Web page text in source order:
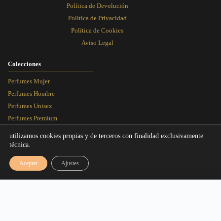
Política de Devolución
Política de Privacidad
Política de Cookies
Aviso Legal
Colecciones
Perfumes Mujer
Perfumes Hombre
Perfumes Unisex
Perfumes Premium
Artículos
Equivalencias
utilizamos cookies propias y de terceros con finalidad exclusivamente
técnica.
Aceptar Ajustes